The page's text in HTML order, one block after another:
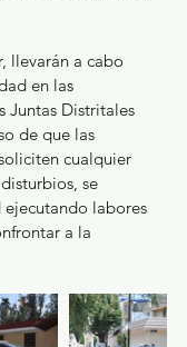
llevarán a cabo
en las
Juntas Distritales
de que las
cualquier
se
labores
a la